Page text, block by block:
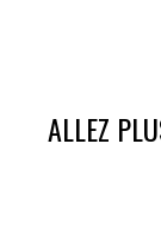
ALLEZ